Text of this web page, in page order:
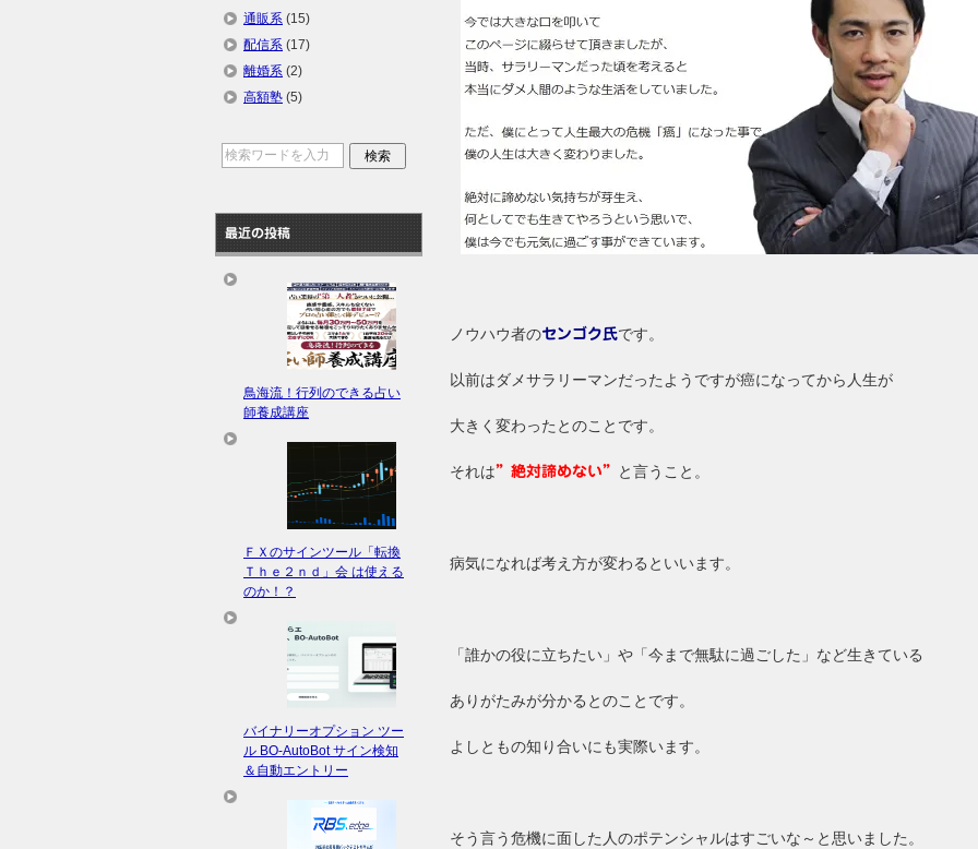
ノウハウ者のセンゴク氏です。
以前はダメサラリーマンだったようですが癌になってから人生が
大きく変わったとのことです。
それは”絶対諦めない” と言うこと。
病気になれば考え方が変わるといいます。
「誰かの役に立ちたい」や「今まで無駄に過ごした」など生きている
ありがたみが分かるとのことです。
よしともの知り合いにも実際います。
そう言う危機に面した人のポテンシャルはすごいな～と思いました。
通販系 (15)
配信系 (17)
離婚系 (2)
高額塾 (5)
最近の投稿
鳥海流！行列のできる占い
師養成講座
ＦＸのサインツール「転換
Ｔｈｅ２ｎｄ」会 は使える
のか！？
バイナリーオプション ツー
ル BO-AutoBot サイン検知
＆自動エントリー